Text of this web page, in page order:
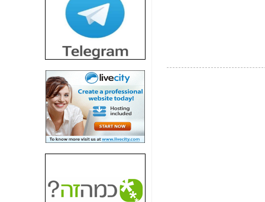
חשיפת מה שלא
רוצים שתדעו בעניין
פריסת אנלימיטד
(בניחוח בלתי נסבל) -
כאן
חשיפה: איוב קרא
אישר לקבוצת סלקום
בדיוק מה שביבי אישר
כאן
האם השר איוב קרא
היה צריך בכלל לחתום
על האישור, שנתן
האם ביבי וקרא קבלו
בכלל תמורה עבור